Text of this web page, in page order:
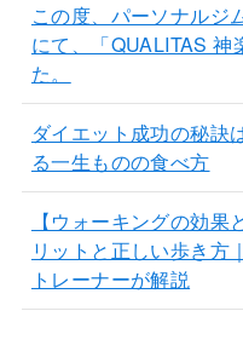
この度、パーソナルジ
にて、「QUALITAS 神
た。
ダイエット成功の秘訣
る一生ものの食べ方
【ウォーキングの効
リットと正しい歩き方
トレーナーが解説